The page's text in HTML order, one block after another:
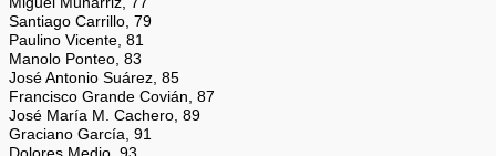
Santiago Carrillo, 79
Paulino Vicente, 81
Manolo Ponteo, 83
José Antonio Suárez, 85
Francisco Grande Covián, 87
José María M. Cachero, 89
Graciano García, 91